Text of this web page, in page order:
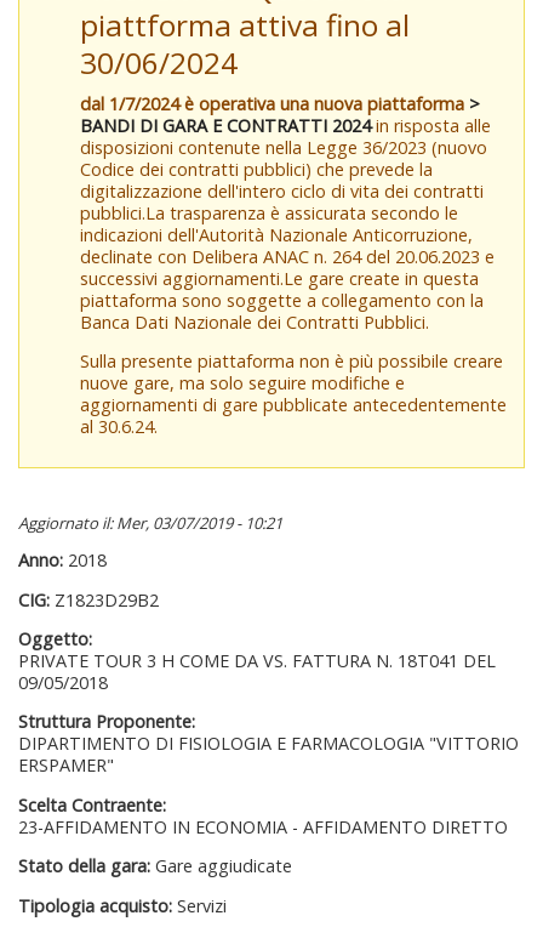
piattforma attiva fino al
30/06/2024
dal 1/7/2024 è operativa una nuova piattaforma >
BANDI DI GARA E CONTRATTI 2024in risposta alle
disposizioni contenute nella Legge 36/2023 (nuovo
Codice dei contratti pubblici) che prevede la
digitalizzazione dell'intero ciclo di vita dei contratti
pubblici.La trasparenza è assicurata secondo le
indicazioni dell'Autorità Nazionale Anticorruzione,
declinate con Delibera ANAC n. 264 del 20.06.2023 e
successivi aggiornamenti.Le gare create in questa
piattaforma sono soggette a collegamento con la
Banca Dati Nazionale dei Contratti Pubblici.
Sulla presente piattaforma non è più possibile creare
nuove gare, ma solo seguire modifiche e
aggiornamenti di gare pubblicate antecedentemente
al 30.6.24.
Aggiornato il: Mer, 03/07/2019 - 10:21
Anno: 2018
CIG: Z1823D29B2
Oggetto:
PRIVATE TOUR 3 H COME DA VS. FATTURA N. 18T041 DEL
09/05/2018
Struttura Proponente:
DIPARTIMENTO DI FISIOLOGIA E FARMACOLOGIA "VITTORIO
ERSPAMER"
Scelta Contraente:
23-AFFIDAMENTO IN ECONOMIA - AFFIDAMENTO DIRETTO
Stato della gara: Gare aggiudicate
Tipologia acquisto: Servizi